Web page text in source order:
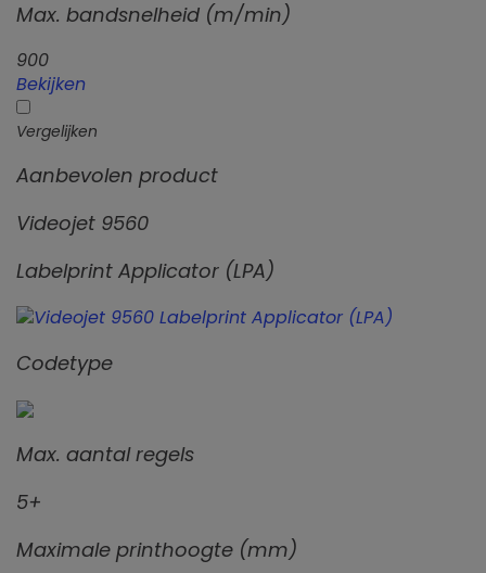
Max. bandsnelheid (m/min)
900
Bekijken
Vergelijken
Aanbevolen product
Videojet 9560
Labelprint Applicator (LPA)
Codetype
Max. aantal regels
5+
Maximale printhoogte (mm)